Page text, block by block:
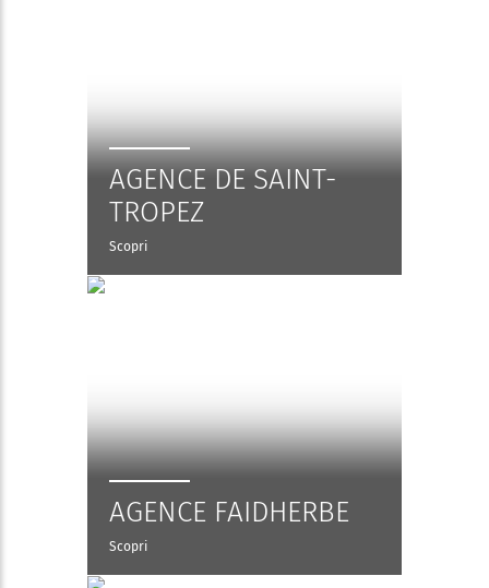
AGENCE DE SAINT-
TROPEZ
Scopri
AGENCE FAIDHERBE
Scopri